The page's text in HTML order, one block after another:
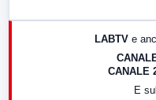
LABTV e
CANALE
E